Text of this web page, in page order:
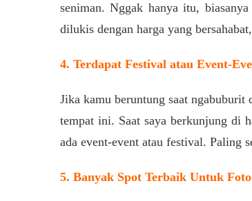
seniman. Nggak hanya itu,
dilukis dengan harga yang
4. Terdapat Festival atau Event-
Jika kamu beruntung saat
tempat ini. Saat saya berkunjung di
ada event-event atau festival. Paling
5. Banyak Spot Terbaik Untuk